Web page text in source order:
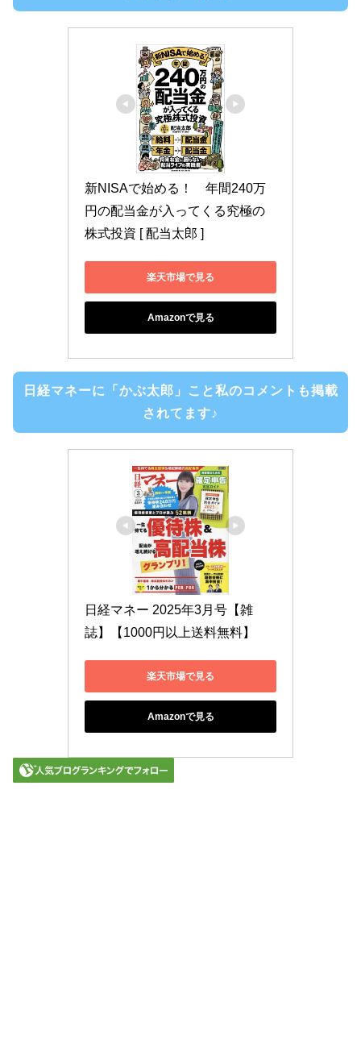
新NISAで始める！　年間240万
円の配当金が入ってくる究極の
株式投資 [ 配当太郎 ]
楽天市場で見る
Amazonで見る
日経マネーに「かぶ太郎」こと私のコメントも掲載
されてます♪
日経マネー 2025年3月号【雑
誌】【1000円以上送料無料】
楽天市場で見る
Amazonで見る